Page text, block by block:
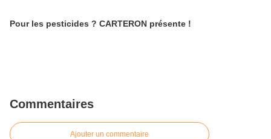
Pour les pesticides ? CARTERON présente !
Commentaires
Ajouter un commentaire